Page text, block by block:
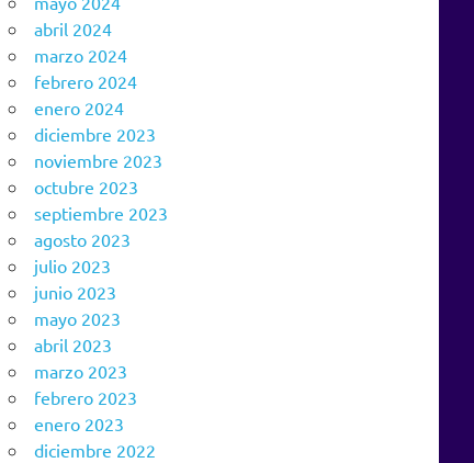
abril 2024
marzo 2024
febrero 2024
enero 2024
diciembre 2023
noviembre 2023
octubre 2023
septiembre 2023
agosto 2023
julio 2023
junio 2023
mayo 2023
abril 2023
marzo 2023
febrero 2023
enero 2023
diciembre 2022